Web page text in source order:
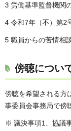
3 労働基準監督機関
4 令和7年（不）第2
5 職員からの苦情相
傍聴につい
傍聴を希望される方
事委員会事務局で傍
※ 議決事項1、協議